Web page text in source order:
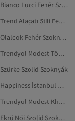
Bianco Lucci Fehér Szoknyák
Trend Alaçatı Stili Fekete Szoknyák
Olalook Fehér Szoknyák
Trendyol Modest Többszínű Szolid Szoknyák
Szürke Szolid Szoknyák
Happiness İstanbul Női Szolid Szoknyák
Trendyol Modest Khaki Szolid Szoknyák
Ekrü Női Szolid Szoknyák